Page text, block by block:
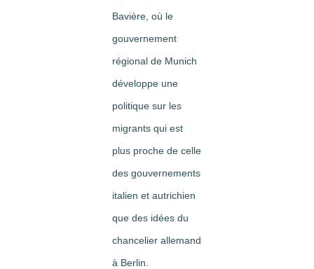
Bavière, où le
gouvernement
régional de Munich
développe une
politique sur les
migrants qui est
plus proche de celle
des gouvernements
italien et autrichien
que des idées du
chancelier allemand
à Berlin.